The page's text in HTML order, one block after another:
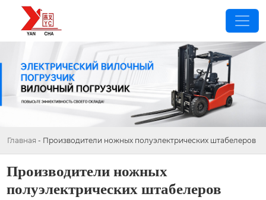
Главная - Производители ножных полуэлектрических штабелеров
Производители ножных
полуэлектрических штабелеров